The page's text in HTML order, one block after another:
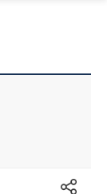
공유